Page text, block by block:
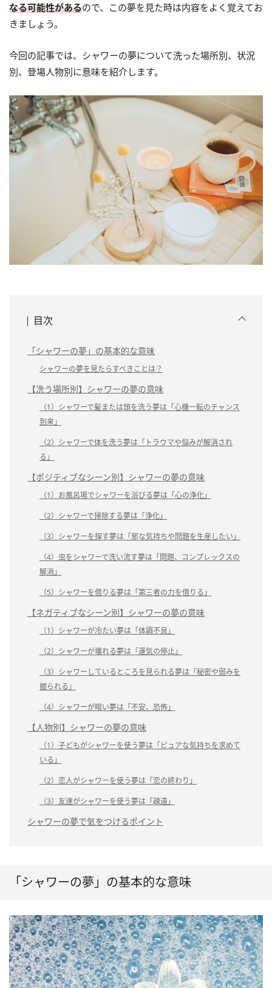
なる可能性があるので、この夢を見た時は内容をよく覚えてお
きましょう。
今回の記事では、シャワーの夢について洗った場所別、状況
別、登場人物別に意味を紹介します。
目次
「シャワーの夢」の基本的な意味
シャワーの夢を見たらすべきことは？
【洗う場所別】シャワーの夢の意味
（1）シャワーで髪または頭を洗う夢は「心機一転のチャンス
到来」
（2）シャワーで体を洗う夢は「トラウマや悩みが解消され
る」
【ポジティブなシーン別】シャワーの夢の意味
（1）お風呂場でシャワーを浴びる夢は「心の浄化」
（2）シャワーで掃除する夢は「浄化」
（3）シャワーを探す夢は「邪な気持ちや問題を生産したい」
（4）虫をシャワーで洗い流す夢は「問題、コンプレックスの
解消」
（5）シャワーを借りる夢は「第三者の力を借りる」
【ネガティブなシーン別】シャワーの夢の意味
（1）シャワーが冷たい夢は「体調不良」
（2）シャワーが壊れる夢は「運気の停止」
（3）シャワーしているところを見られる夢は「秘密や弱みを
握られる」
（4）シャワーが暗い夢は「不安、恐怖」
【人物別】シャワーの夢の意味
（1）子どもがシャワーを使う夢は「ピュアな気持ちを求めて
いる」
（2）恋人がシャワーを使う夢は「恋の終わり」
（3）友達がシャワーを使う夢は「疎遠」
シャワーの夢で気をつけるポイント
「シャワーの夢」の基本的な意味